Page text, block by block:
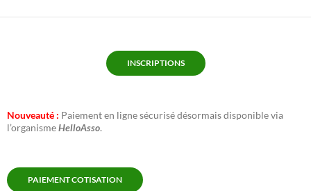
INSCRIPTIONS
Nouveauté : Paiement en ligne sécurisé désormais disponible via
l’organismeHelloAsso.
PAIEMENT COTISATION